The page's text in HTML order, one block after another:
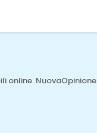
online. NuovaOpinione